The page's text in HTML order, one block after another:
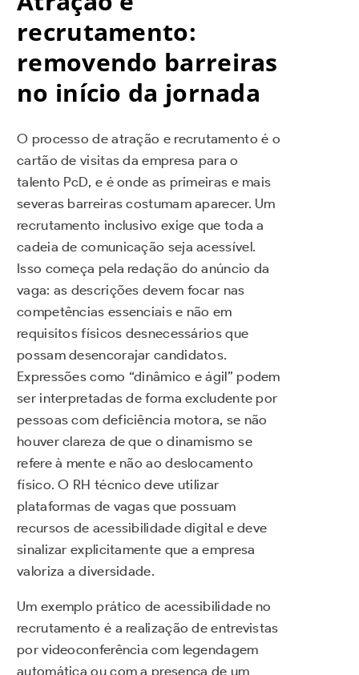
recrutamento:
removendo barreiras
no início da jornada
O processo de atração e recrutamento é o
cartão de visitas da empresa para o
talento PcD, e é onde as primeiras e mais
severas barreiras costumam aparecer. Um
recrutamento inclusivo exige que toda a
cadeia de comunicação seja acessível.
Isso começa pela redação do anúncio da
vaga: as descrições devem focar nas
competências essenciais e não em
requisitos físicos desnecessários que
possam desencorajar candidatos.
Expressões como “dinâmico e ágil” podem
ser interpretadas de forma excludente por
pessoas com deficiência motora, se não
houver clareza de que o dinamismo se
refere à mente e não ao deslocamento
físico. O RH técnico deve utilizar
plataformas de vagas que possuam
recursos de acessibilidade digital e deve
sinalizar explicitamente que a empresa
valoriza a diversidade.
Um exemplo prático de acessibilidade no
recrutamento é a realização de entrevistas
por videoconferência com legendagem
automática ou com a presença de um